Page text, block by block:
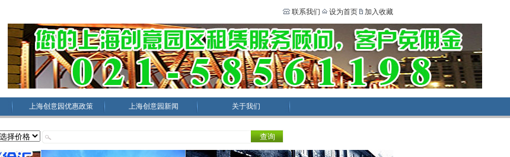
联系我们 设为首页 加入收藏
上海创意园优惠政策 上海创意园新闻 关于我们